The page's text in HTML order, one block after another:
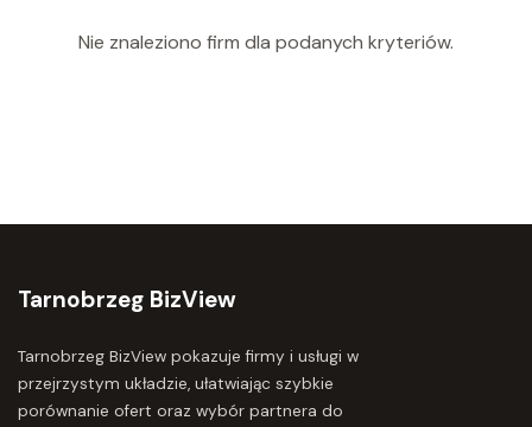
Nie znaleziono firm dla podanych kryteriów.
Tarnobrzeg BizView
Tarnobrzeg BizView pokazuje firmy i usługi w
przejrzystym układzie, ułatwiając szybkie
porównanie ofert oraz wybór partnera do